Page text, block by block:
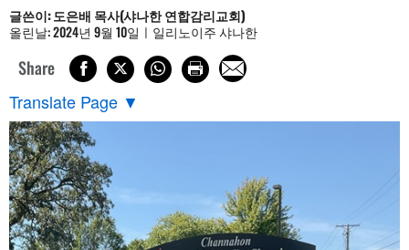
글쓴이: 도은배 목사(샤나한 연합감리교회)
올린날: 2024년 9월 10일ㅣ일리노이주 샤나한
Share
Translate Page ▼